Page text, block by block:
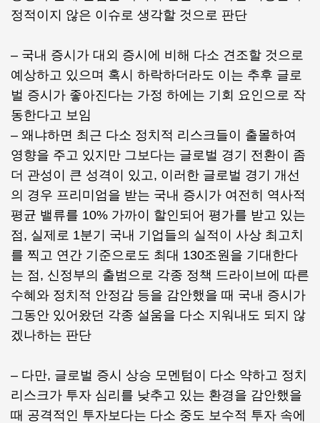
정적이지 않은 이슈로 생각할 것으로 판단
– 국내 증시가 대외 증시에 비해 다소 견조할 것으로
예상하고 있으며 혹시 하락하더라도 이는 추후 글로
벌 증시가 좋아진다는 가정 하에는 기회 요인으로 작
동한다고 보임
– 왜냐하면 최근 다소 정치적 리스크들이 출몰하여
영향을 주고 있지만 그보다는 글로벌 경기 전환이 좀
더 관성이 큰 성격이 있고, 이러한 글로벌 경기 개선
의 경우 프리미엄을 받는 국내 증시가 여전히 역사적
평균 밸류를 10% 가까이 할인되어 평가를 받고 있는
점, 실제로 1분기 국내 기업들의 실적이 사상 최고치
를 찍고 연간 기준으로도 최대 130조원을 기대한다
는 점, 신정부의 출범으로 각종 정책 드라이브에 따른
수혜와 정치적 안정감 등을 감안했을 때 국내 증시가
그동안 있어왔던 각종 설움을 다소 지워내도 되지 않
겠나하는 판단
– 다만, 글로벌 증시 상승 모멘텀이 다소 약하고 정치
리스크가 투자 심리를 낮추고 있는 환경을 감안했을
때 공격적인 투자보다는 다소 중도 보수적 투자 속에